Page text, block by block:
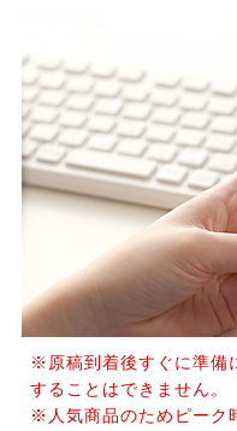
※原稿到着後すぐに準備
することはできません。
※人気商品のためピーク